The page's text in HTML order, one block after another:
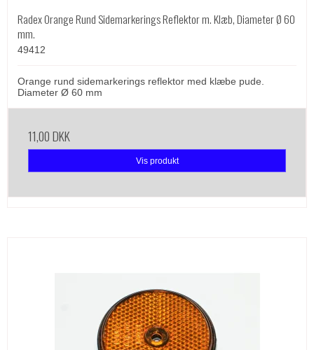
Radex Orange Rund Sidemarkerings Reflektor m. Klæb, Diameter Ø 60
mm.
49412
Orange rund sidemarkerings reflektor med klæbe pude.
Diameter Ø 60 mm
11,00 DKK
Vis produkt